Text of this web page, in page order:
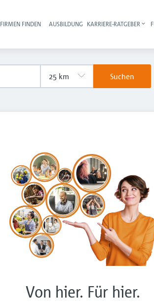
Haupt-Navigation
FIRMEN FINDEN AUSBILDUNG KARRIERE-RATGEBER
Suchen
Von hier. Für hier.